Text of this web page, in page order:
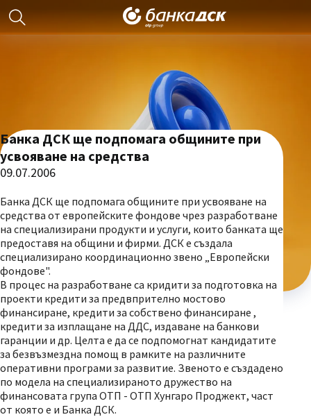
Банка ДСК ще подпомага общините при
усвояване на средства
09.07.2006
Банка ДСК ще подпомага общините при усвояване на
средства от европейските фондове чрез разработване
на специализирани продукти и услуги, които банката ще
предоставя на общини и фирми. ДСК е създала
специализирано координационно звено „Европейски
фондове".
В процес на разработване са кридити за подготовка на
проекти кредити за предвпрително мостово
финансиране, кредити за собствено финансиране ,
кредити за изплащане на ДДС, издаване на банкови
гаранции и др. Целта е да се подпомогнат кандидатите
за безвъзмездна помощ в рамките на различните
оперативни програми за развитие. Звеното е създадено
по модела на специализираното дружество на
финансовата група ОТП - ОТП Хунгаро Проджект, част
от която е и Банка ДСК.